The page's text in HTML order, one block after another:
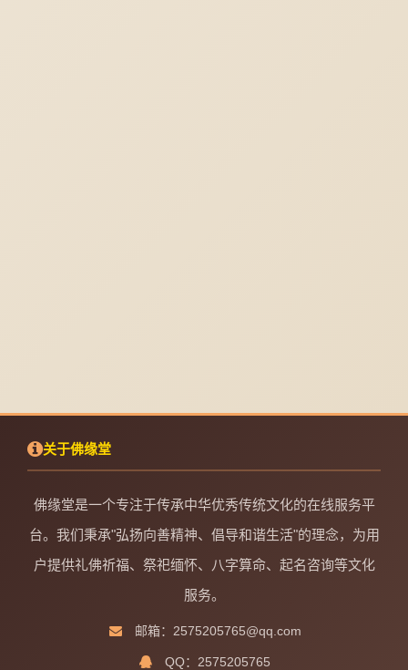
关于佛缘堂
佛缘堂是一个专注于传承中华优秀传统文化的在线服务平
台。我们秉承"弘扬向善精神、倡导和谐生活"的理念，为用
户提供礼佛祈福、祭祀缅怀、八字算命、起名咨询等文化
服务。
邮箱：2575205765@qq.com
QQ：2575205765